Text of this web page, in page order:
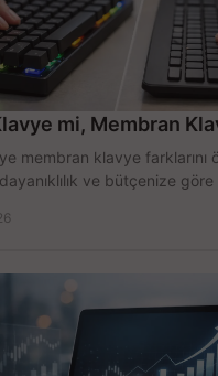
mi, Membran
membran klavye farklarını
ve bütçenize